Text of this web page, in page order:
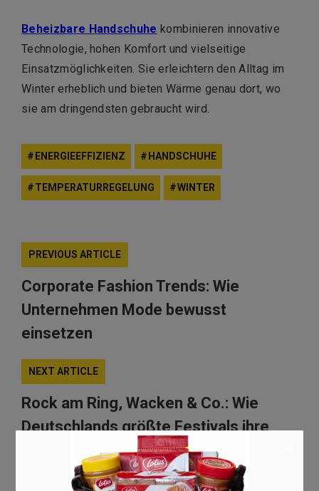
Beheizbare Handschuhe kombinieren innovative
Technologie, hohen Komfort und vielseitige
Einsatzmöglichkeiten. Sie erleichtern den Alltag im
Winter erheblich und bieten Wärme genau dort, wo
sie am dringendsten gebraucht wird.
ENERGIEEFFIZIENZ HANDSCHUHE
TEMPERATURREGELUNG WINTER
PREVIOUS ARTICLE
Corporate Fashion Trends: Wie
Unternehmen Mode bewusst
einsetzen
NEXT ARTICLE
Rock am Ring, Wacken & Co.: Wie
Deutschlands größte Festivals ihre
Zugangskontrolle regeln
Uncategorized·04/12/2025